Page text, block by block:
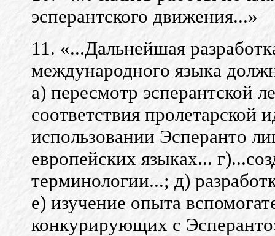
эсперантского движения...»
11. «...Дальнейшая
международного языка
а) пересмотр эсперантской
соответствия пролетарской
использовании Эсперанто
европейских языках...
терминологии...; д)
е) изучение опыта
конкурирующих с